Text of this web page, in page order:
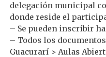
delegación municipal
donde reside el
– Se pueden inscribir
– Todos los
Guacurarí > Aulas